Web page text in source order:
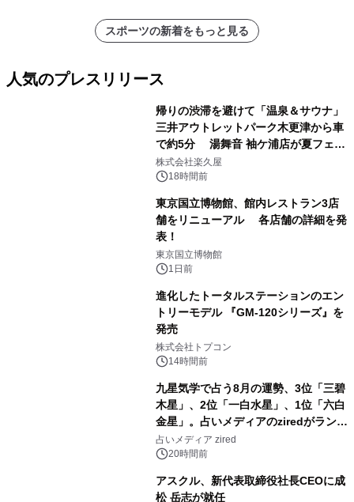
スポーツの新着をもっと見る
人気のプレスリリース
帰りの渋滞を避けて「温泉＆サウナ」
三井アウトレットパーク木更津から車
で約5分 湯舞音 袖ケ浦店が夏フェア
メニューを提供
株式会社楽久屋
18時間前
東京国立博物館、館内レストラン3店
舗をリニューアル 各店舗の詳細を発
表！
東京国立博物館
1日前
進化したトータルステーションのエン
トリーモデル 『GM-120シリーズ』を
発売
株式会社トプコン
14時間前
九星気学で占う8月の運勢、3位「三碧
木星」、2位「一白水星」、1位「六白
金星」。占いメディアのziredがランキ
ングを発表
占いメディア zired
20時間前
アスクル、新代表取締役社長CEOに成
松 岳志が就任